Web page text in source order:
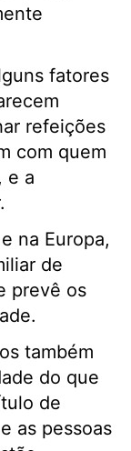
fatores
refeições
com quem
e a
na Europa,
de
prevê os
também
do que
de
as pessoas